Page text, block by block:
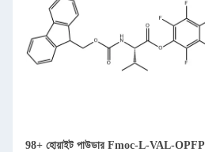
98+ হোয়াইট পাউডার Fmoc-L-VAL-OPFP